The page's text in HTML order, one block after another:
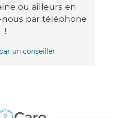
ou ailleurs en
par téléphone
!
un conseiller